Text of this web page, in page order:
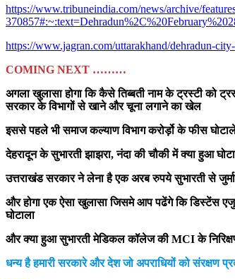
https://www.tribuneindia.com/news/archive/
https://www.jagran.com/uttarakhand/dehradun-
COMING NEXT ………
अगला खुलासा होगा कि कैसे तिब्बती नाम के ट्रस्टी को
सरकार के विभागों से खाने और चूना लगानेका खेल
इससे पहले भी समाज कल्याण विभाग करोर्ड़ो के फीस
देहरादून के सुभारती झाझरा, नंदा की चौकी में क्या हुआ
उत्तराखंड सरकार ने लेना है एक अरब रुपये सुभारती से
और होगा एक ऐसा खुलासा जिसमे आप पढेंगे कि डिस्टेंस
घोटाला
और क्या हुआ सुभारती मेडिकल कॉलेज की MCI के
धन्य है हमारी सरकारे और देश जो अपराधियों को संरक्षण